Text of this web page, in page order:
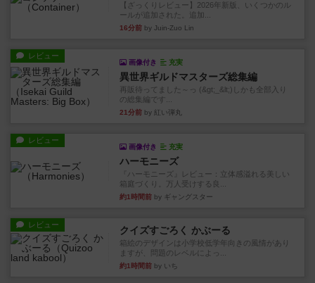
【ざっくりレビュー】2026年新版、いくつかのル
ールが追加された。追加...
16分前 by Juin-Zuo Lin
レビュー
画像付き 充実
異世界ギルドマスターズ総集編
再販待ってました～っ (&gt;_&lt;)しかも全部入り
の総集編です...
21分前 by 紅い弾丸
レビュー
画像付き 充実
ハーモニーズ
『ハーモニーズ』レビュー：立体感溢れる美しい
箱庭づくり。万人受けする良...
約1時間前 by ギャングスター
レビュー クイズすごろく かぶーる
箱絵のデザインは小学校低学年向きの風情があり
ますが、問題のレベルによっ...
約1時間前 by いち